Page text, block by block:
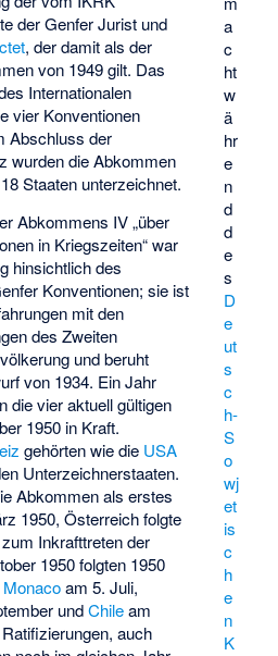
a
c
ht
w
ä
hr
e
n
d
d
e
s
D
e
ut
s
c
h-
S
o
wj
et
is
c
h
e
n
K
der Genfer Jurist und
, der damit als der
von 1949 gilt. Das
Internationalen
vier Konventionen
Abschluss der
wurden die Abkommen
Staaten unterzeichnet.
Abkommens IV „über
in Kriegszeiten“ war
hinsichtlich des
Konventionen; sie ist
mit den
des Zweiten
und beruht
von 1934. Ein Jahr
die vier aktuell gültigen
1950 in Kraft.
gehörten wie die USA
Unterzeichnerstaaten.
Abkommen als erstes
1950, Österreich folgte
Inkrafttreten der
1950 folgten 1950
Monacoam 5. Juli,
undChileam
auch